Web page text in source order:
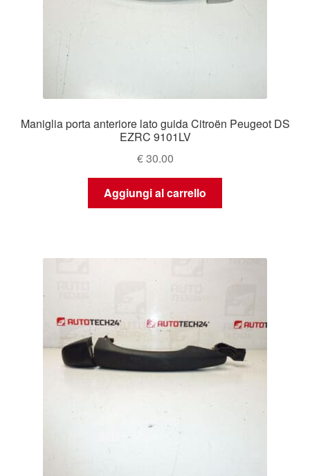
Maniglia porta anteriore lato guida Citroën Peugeot DS
EZRC 9101LV
€30.00
Aggiungi al carrello